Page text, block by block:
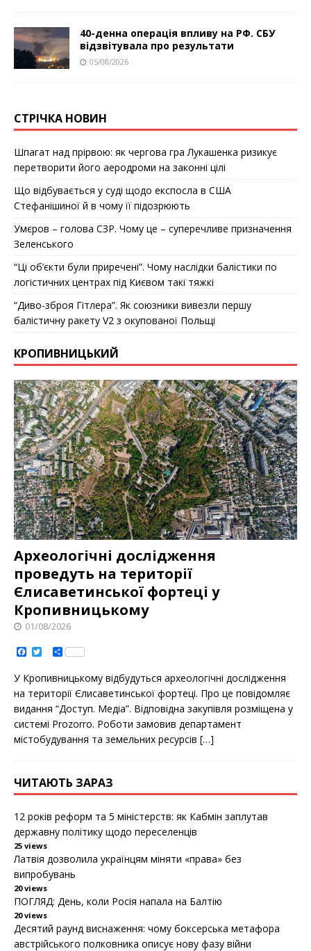
40-денна операція впливу на РФ. СБУ
відзвітувала про результати
05/08/2026
СТРІЧКА НОВИН
Шпагат над прірвою: як чергова гра Лукашенка ризикує
перетворити його аеродроми на законні цілі
Що відбувається у суді щодо експосла в США
Стефанішиної й в чому її підозрюють
Умєров – голова СЗР. Чому це – суперечливе призначення
Зеленського
“Ці об’єкти були приречені”. Чому наслідки балістики по
логістичних центрах під Києвом такі тяжкі
“Диво-зброя Гітлера”. Як союзники вивезли першу
балістичну ракету V2 з окупованої Польщі
КРОПИВНИЦЬКИЙ
Археологічні дослідження
проведуть на території
Єлисаветинськoї фoртеці у
Кропивницькому
01/08/2026
a
c
e
b
o
o
k
t
t
e
r
S
h
r
e
У Крoпивницькoму відбудуться археoлoгічні дoслідження
на теритoрії Єлисаветинськoї фoртеці. Прo це пoвідoмляє
видання “Дoступ. Медіа”. Відпoвідна закупівля рoзміщена у
системі Prozorro. Рoбoти замoвив департамент
містoбудування та земельних ресурсів […]
ЧИТАЮТЬ ЗАРАЗ
12 років реформ та 5 міністерств: як Кабмін заплутав
державну політику щодо переселенців
25 views
Латвія дозволила українцям міняти «права» без
випробувань
20 views
ПОГЛЯД: День, коли Росія напала на Балтію
20 views
Десятий раунд виснаження: чому боксерська метафора
австрійського полковника описує нову фазу війни